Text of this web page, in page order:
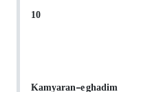
10
Kamyaran-e ghadim